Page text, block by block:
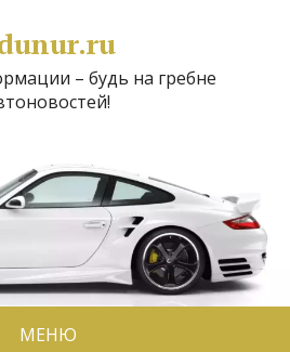
– будь на гребне
МЕНЮ